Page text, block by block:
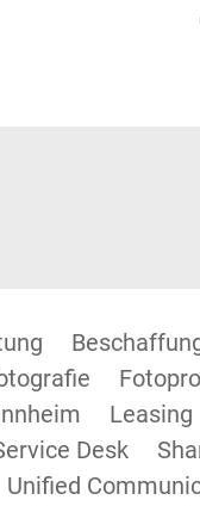
Leasing
Desk
Unified